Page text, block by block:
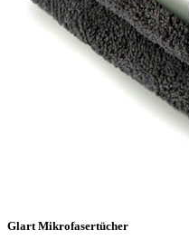
Glart Mikrofasertücher